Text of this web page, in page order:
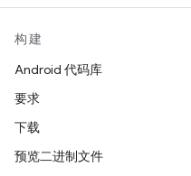
构建
Android 代码库
要求
下载
预览二进制文件